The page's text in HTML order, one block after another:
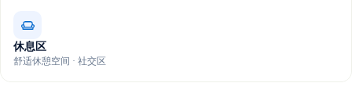
休息区
舒适休憩空间 · 社交区